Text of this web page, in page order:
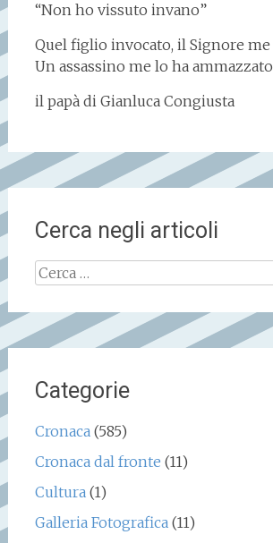
“Non ho vissuto invano”
Quel figlio invocato, il Signore me
Un assassino me lo ha
il papà di Gianluca Congiusta
Cerca negli articoli
Ricerca
Categorie
Cronaca(585)
Cronaca dal fronte (11)
Cultura(1)
Galleria Fotografica(11)